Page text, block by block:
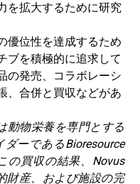
を拡大するために研究
優位性を達成するため
ブを積極的に追求して
の発売、コラボレーシ
、合併と買収などがあ
動物栄養を専門とする
ーであるBioresource
の買収の結果、Novus
財産、および施設の完